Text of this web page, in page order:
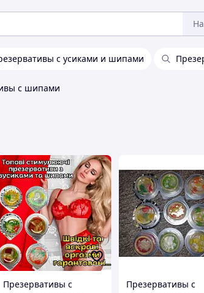
с усиками и шипами
с шипами
Презервативы с
Презервативы с